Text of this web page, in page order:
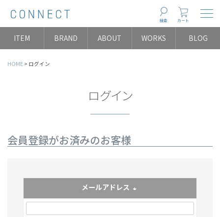
検索 カート
ITEM BRAND ABOUT WORKS BLOG
HOME ログイン
ログイン
会員登録がお済みのお客様
メールアドレス
(必須)